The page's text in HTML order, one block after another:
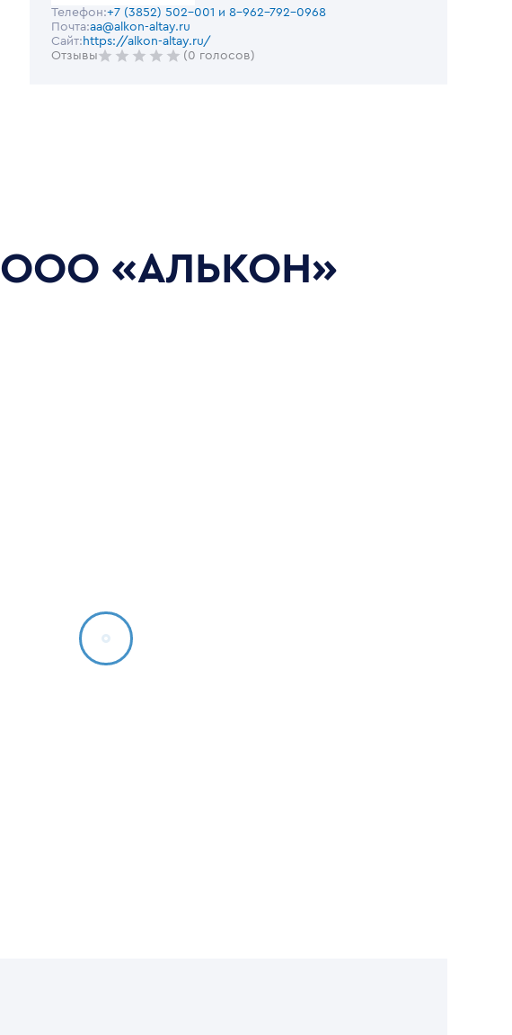
Телефон:+7 (3852) 502-001 и 8-962-792-0968
Почта:aa@alkon-altay.ru
Сайт: https://alkon-altay.ru/
Отзывы
(0 голосов)
ООО «АЛЬКОН»